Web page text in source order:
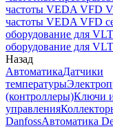
частоты VEDA VFD
частоты VEDA VFD
оборудование для
оборудование для
Назад
АвтоматикаДатчики
температуры
(контроллеры)Ключи и
управления
DanfossАвтоматика